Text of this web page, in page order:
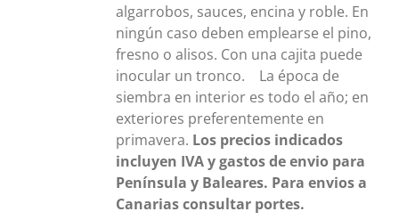
algarrobos, sauces, encina y roble. En
ningún caso deben emplearse el pino,
fresno o alisos. Con una cajita puede
inocular un tronco. La época de
siembra en interior es todo el año; en
exteriores preferentemente en
primavera. Los precios indicados
incluyen IVA y gastos de envio para
Península y Baleares. Para envios a
Canarias consultar portes.